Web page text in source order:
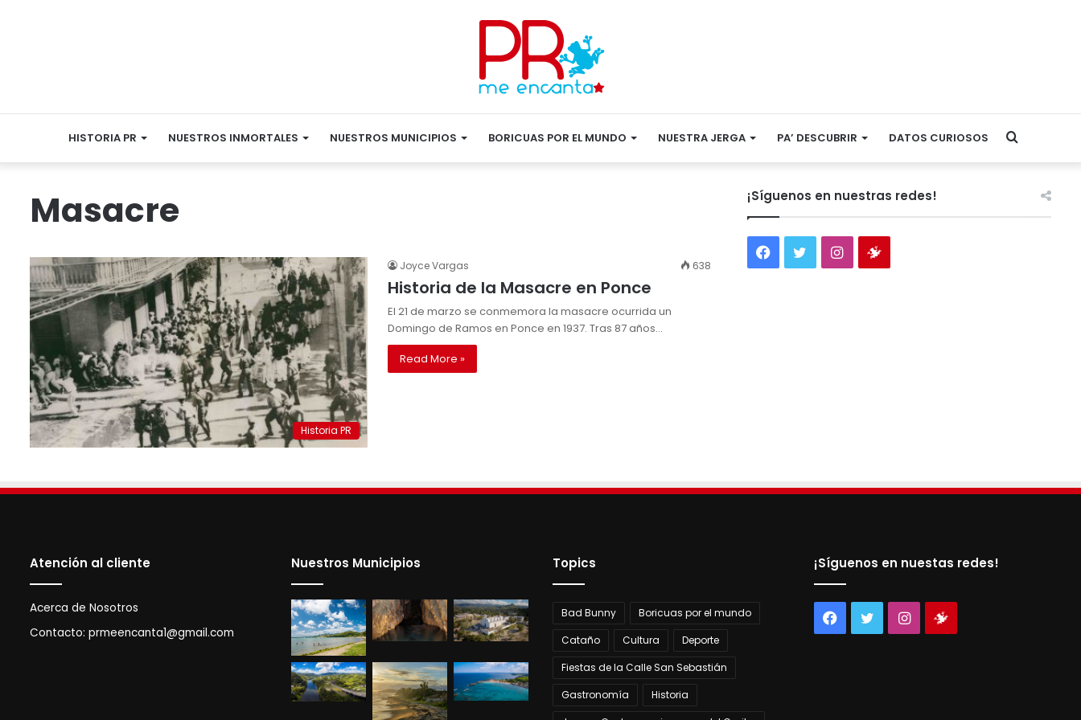
HISTORIA PR NUESTROS INMORTALES NUESTROS MUNICIPIOS BORICUAS POR EL MUNDO NUESTRA JERGA PA’ DESCUBRIR DATOS CURIOSOS Search
Masacre
Historia PR
Joyce Vargas 638
Historia de la Masacre en Ponce
El 21 de marzo se conmemora la masacre ocurrida un
Domingo de Ramos en Ponce en 1937. Tras 87 años…
Read More »
¡Síguenos en nuestras redes!
Facebook
TwitterInstagram
Atención al cliente
Acerca de Nosotros
Contacto: prmeencanta1@gmail.com
Nuestros Municipios Topics
Bad Bunny
Boricuas por el mundo
Cataño
Cultura
Deporte
Fiestas de la Calle San Sebastián
Gastronomía
Historia
¡Síguenos en nuestas redes!
Facebook
TwitterInstagram